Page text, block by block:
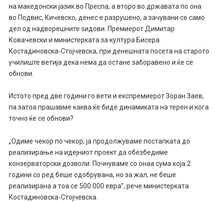
на македонски јазик во Преспа, а второ во државата по она
во Подвис, Кичевско, денес е разрушено, а зачувани се само
дел од надворешните ѕидови. Премиерот Димитар
Ковачевски и министерката за култура Бисера
Костадиновска-Стојчевска, при денешната посета на старото
училиште ветија дека нема да остане заборавено и ќе се
обнови.
Истото пред две години го вети и експремиерот Зоран Заев,
па затоа прашавме каква ќе биде динамиката на терен и кога
точно ќе се обнови?
„Одиме чекор по чекор, ја продолжуваме постапката до
реализирање на идејниот проект да обезбедиме
конзерваторски дозволи. Почнуваме со онаа сума која 2
години со ред беше одобрувана, но за жал, не беше
реализирана а тоа се 500.000 евра”, рече министерката
Костадиновска-Стојчевска.